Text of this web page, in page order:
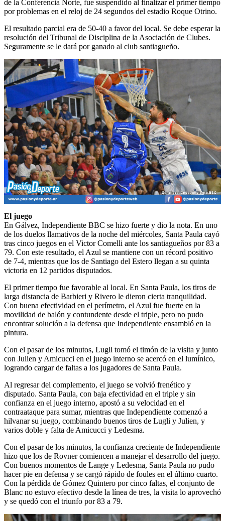
de la Conferencia Norte, fue suspendido al finalizar el primer tiempo
por problemas en el reloj de 24 segundos del estadio Roque Otrino.
El resultado parcial era de 50-40 a favor del local. Se debe esperar la
resolución del Tribunal de Disciplina de la Asociación de Clubes.
Seguramente se le dará por ganado al club santiagueño.
El juego
En Gálvez, Independiente BBC se hizo fuerte y dio la nota. En uno
de los duelos llamativos de la noche del miércoles, Santa Paula cayó
tras cinco juegos en el Victor Comelli ante los santiagueños por 83 a
79. Con este resultado, el Azul se mantiene con un récord positivo
de 7-4, mientras que los de Santiago del Estero llegan a su quinta
victoria en 12 partidos disputados.
El primer tiempo fue favorable al local. En Santa Paula, los tiros de
larga distancia de Barbieri y Rivero le dieron cierta tranquilidad.
Con buena efectividad en el perímetro, el Azul fue fuerte en la
movilidad de balón y contundente desde el triple, pero no pudo
encontrar solución a la defensa que Independiente ensambló en la
pintura.
Con el pasar de los minutos, Lugli tomó el timón de la visita y junto
con Julien y Amicucci en el juego interno se acercó en el lumínico,
logrando cargar de faltas a los jugadores de Santa Paula.
Al regresar del complemento, el juego se volvió frenético y
disputado. Santa Paula, con baja efectividad en el triple y sin
confianza en el juego interno, apostó a su velocidad en el
contraataque para sumar, mientras que Independiente comenzó a
hilvanar su juego, combinando buenos tiros de Lugli y Julien, y
varios doble y falta de Amicucci y Ledesma.
Con el pasar de los minutos, la confianza creciente de Independiente
hizo que los de Rovner comiencen a manejar el desarrollo del juego.
Con buenos momentos de Lange y Ledesma, Santa Paula no pudo
hacer pie en defensa y se cargó rápido de foules en el último cuarto.
Con la pérdida de Gómez Quintero por cinco faltas, el conjunto de
Blanc no estuvo efectivo desde la línea de tres, la visita lo aprovechó
y se quedó con el triunfo por 83 a 79.